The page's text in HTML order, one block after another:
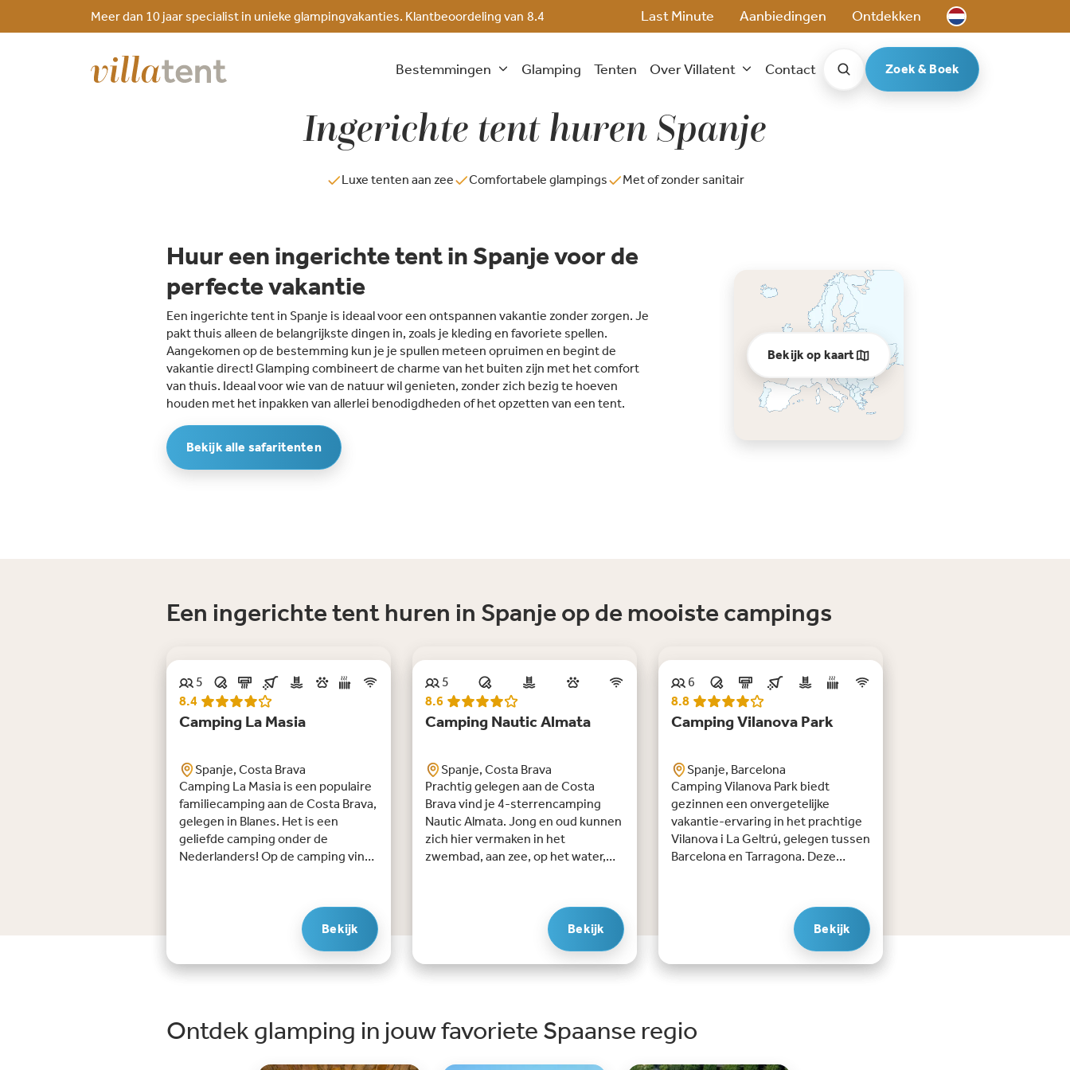
Meer dan 10 jaar specialist in unieke glampingvakanties. Klantbeoordeling van 8.4 Last Minute Aanbiedingen Ontdekken
Bestemmingen Glamping Tenten Over Villatent Contact Zoek & Boek
Ingerichte tent huren Spanje
Luxe tenten aan zee Comfortabele glampings Met of zonder sanitair
Huur een ingerichte tent in Spanje voor de
perfecte vakantie
Een ingerichte tent in Spanje is ideaal voor een ontspannen vakantie zonder zorgen. Je
pakt thuis alleen de belangrijkste dingen in, zoals je kleding en favoriete spellen.
Aangekomen op de bestemming kun je je spullen meteen opruimen en begint de
vakantie direct! Glamping combineert de charme van het buiten zijn met het comfort
van thuis. Ideaal voor wie van de natuur wil genieten, zonder zich bezig te hoeven
houden met het inpakken van allerlei benodigdheden of het opzetten van een tent.
Bekijk alle safaritenten
Bekijk op kaart
Een ingerichte tent huren in Spanje op de mooiste campings
Bijna nooit vrij in de zomer
5
8.4
Camping La Masia
Spanje, Costa Brava
Camping La Masia is een populaire
familiecamping aan de Costa Brava,
gelegen in Blanes. Het is een
geliefde camping onder de
Nederlanders! Op de camping vind
(kleine) boodschappen, twee
zwembaden, een wellnessruimte
met spa, een uitgebreid sportpark,
drie padelbanen, diverse
kinderspeeltuinen, een
Dan kun je terecht in het
restaurant, een snelle hap in de
snackbar of je haalt een ijsje,
Bekijk
5
8.6
Camping Nautic Almata
Spanje, Costa Brava
Prachtig gelegen aan de Costa
Brava vind je 4-sterrencamping
Nautic Almata. Jong en oud kunnen
zich hier vermaken in het
zwembad, aan zee, op het water,
restaurants.Op de camping staat
een enthousiast team
medewerkers voor je klaar! Je kan
excursies boeken, sportactiviteiten
plannen en auto’s of fietsen huren.
supermarkt, boetiek, pizzeria,
creperie en wasserette. Bij Nautic
Almata vind je diverse
Bekijk
Nieuw
6
8.8
Camping Vilanova Park
Spanje, Barcelona
Camping Vilanova Park biedt
gezinnen een onvergetelijke
vakantie-ervaring in het prachtige
Vilanova i La Geltrú, gelegen tussen
Barcelona en Tarragona. Deze
terrein van 40 hectare vol
groenvoorzieningen zoals
sierstruiken, palmbomen en
prachtige wandelpaden.
Zwemliefhebbers halen hun hart op
glijbanen. De Crazy Cone glijbaan is
perfect voor waaghalzen, terwijl de
Body Slide juist leuk is voor het hele
Bekijk
Ontdek glamping in jouw favoriete Spaanse regio